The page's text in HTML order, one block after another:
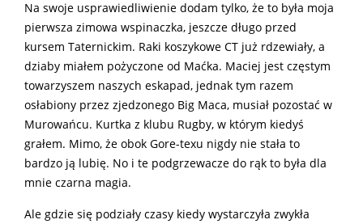
Na swoje usprawiedliwienie dodam tylko, że to była moja
pierwsza zimowa wspinaczka, jeszcze długo przed
kursem Taternickim. Raki koszykowe CT już rdzewiały, a
dziaby miałem pożyczone od Maćka. Maciej jest częstym
towarzyszem naszych eskapad, jednak tym razem
osłabiony przez zjedzonego Big Maca, musiał pozostać w
Murowańcu. Kurtka z klubu Rugby, w którym kiedyś
grałem. Mimo, że obok Gore-texu nigdy nie stała to
bardzo ją lubię. No i te podgrzewacze do rąk to była dla
mnie czarna magia.
Ale gdzie się podziały czasy kiedy wystarczyła zwykła